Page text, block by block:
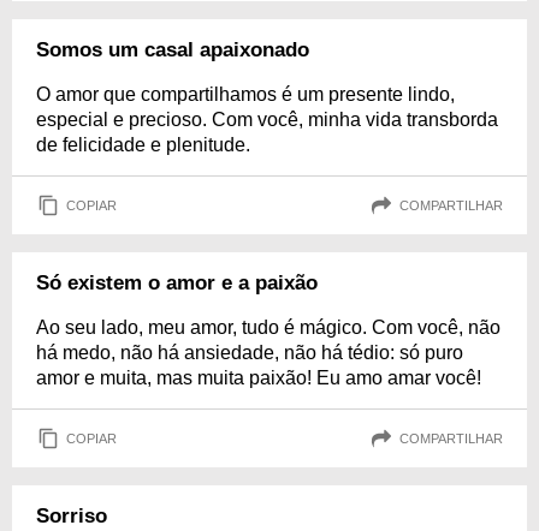
Somos um casal apaixonado
O amor que compartilhamos é um presente lindo,
especial e precioso. Com você, minha vida transborda
de felicidade e plenitude.
COPIAR COMPARTILHAR
Só existem o amor e a paixão
Ao seu lado, meu amor, tudo é mágico. Com você, não
há medo, não há ansiedade, não há tédio: só puro
amor e muita, mas muita paixão! Eu amo amar você!
COPIAR COMPARTILHAR
Sorriso